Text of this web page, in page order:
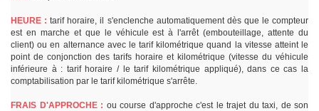
HEURE : tarif horaire, il s'enclenche automatiquement dès que le compteur
est en marche et que le véhicule est à l'arrêt (embouteillage, attente du
client) ou en alternance avec le tarif kilométrique quand la vitesse atteint le
point de conjonction des tarifs horaire et kilométrique (vitesse du véhicule
inférieure à : tarif horaire / le tarif kilométrique appliqué), dans ce cas la
comptabilisation par le tarif kilométrique s'arrête.
FRAIS D'APPROCHE : ou course d'approche c'est le trajet du taxi, de son